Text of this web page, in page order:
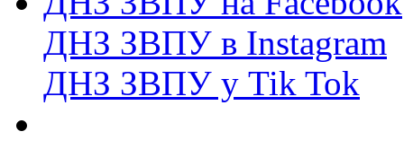
ДНЗ ЗВПУ в Instagram
ДНЗ ЗВПУ у Tik Tok